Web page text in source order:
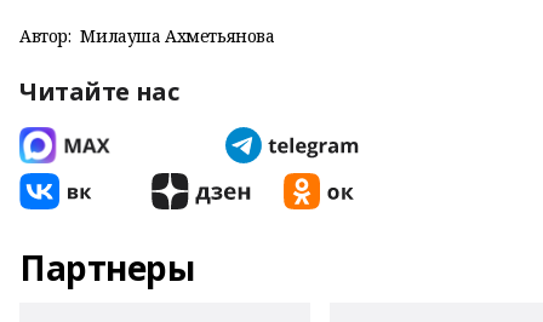
Автор: Милауша Ахметьянова
Читайте нас
Партнеры